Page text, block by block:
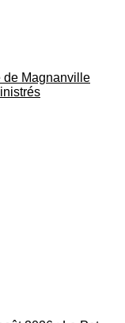
de Magnanville